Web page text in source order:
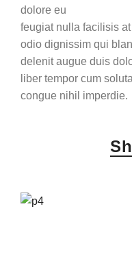
dolore eu
feugiat nulla facilisis
odio dignissim qui
delenit augue duis
liber tempor cum
congue nihil imperdie.